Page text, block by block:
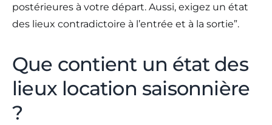
postérieures à votre départ. Aussi, exigez un état
des lieux contradictoire à l’entrée et à la sortie”.
Que contient un état des
lieux location saisonnière
?